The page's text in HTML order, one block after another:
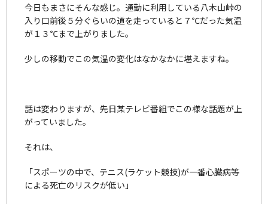
今日もまさにそんな感じ。通勤に利用している八木山峠の
入り口前後５分ぐらいの道を走っていると７℃だった気温
が１３℃まで上がりました。
少しの移動でこの気温の変化はなかなかに堪えますね。
話は変わりますが、先日某テレビ番組でこの様な話題が上
がっていました。
それは、
「スポーツの中で、テニス(ラケット競技)が一番心臓病等
による死亡のリスクが低い」